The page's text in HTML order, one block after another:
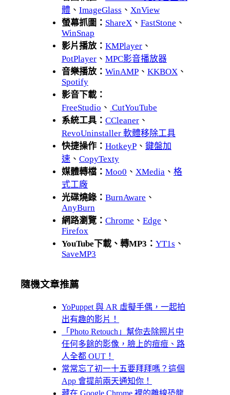
體 、 ImageGlass 、 XnView
螢幕抓圖： ShareX 、 FastStone 、
WinSnap
影片播放： KMPlayer 、
PotPlayer 、 MPC影音播放器
音樂播放： WinAMP 、 KKBOX 、
Spotify
影音下載：
FreeStudio 、 CutYouTube
系統工具： CCleaner 、
RevoUninstaller 軟體移除工具
快捷操作： HotkeyP 、 鍵盤加
速 、 CopyTexty
媒體轉檔： Moo0 、 XMedia 、 格
式工廠
光碟燒錄： BurnAware 、
AnyBurn
網路瀏覽： Chrome 、 Edge 、
Firefox
YouTube下載、轉MP3： YT1s 、
SaveMP3
隨機文章推薦
YoPuppet 與 AR 虛擬手偶，一起拍
出有趣的影片！
「Photo Retouch」幫你去除照片中
任何多餘的影像，臉上的痘痘、路
人全都 OUT！
常常忘了初一十五要拜拜嗎？這個
App 會提前兩天通知你！
藏在 Google Chrome 裡的離線恐龍